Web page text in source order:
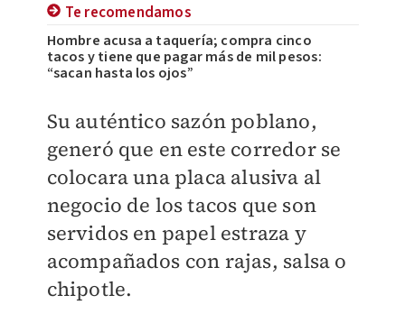
Te recomendamos
Hombre acusa a taquería; compra cinco
tacos y tiene que pagar más de mil pesos:
“sacan hasta los ojos”
Su auténtico sazón poblano,
generó que en este corredor se
colocara una placa alusiva al
negocio de los tacos que son
servidos en papel estraza y
acompañados con rajas, salsa o
chipotle.